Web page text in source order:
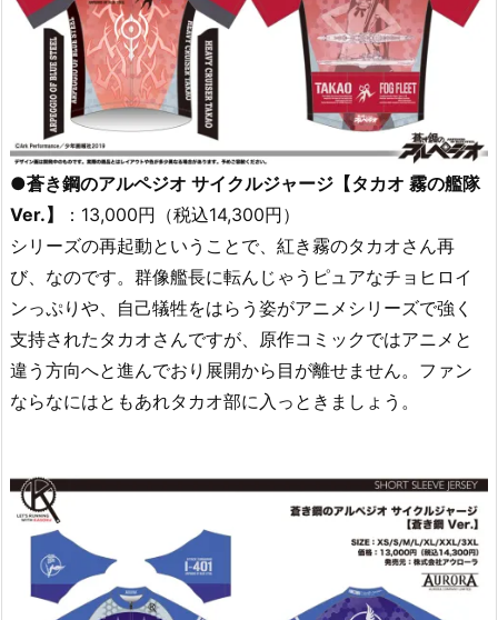
●蒼き鋼のアルペジオ サイクルジャージ【タカオ 霧の艦隊
Ver.】
：13,000円（税込14,300円）
シリーズの再起動ということで、紅き霧のタカオさん再
び、なのです。群像艦長に転んじゃうピュアなチョヒロイ
ンっぷりや、自己犠牲をはらう姿がアニメシリーズで強く
支持されたタカオさんですが、原作コミックではアニメと
違う方向へと進んでおり展開から目が離せません。ファン
ならなにはともあれタカオ部に入っときましょう。